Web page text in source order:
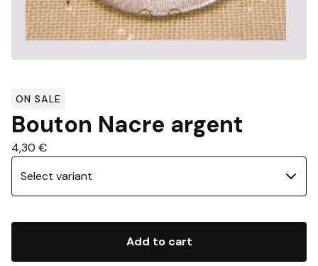
ON SALE
Bouton Nacre argent
4,30 €
Add to cart